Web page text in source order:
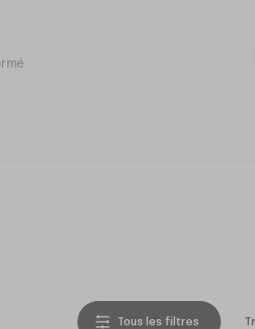
Tous les filtres